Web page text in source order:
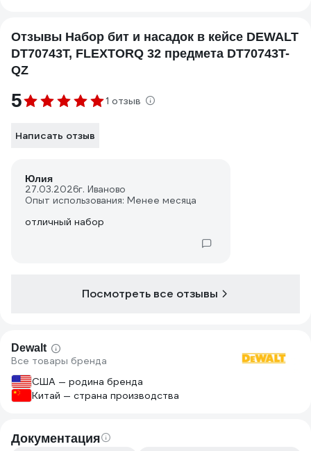
Отзывы Набор бит и насадок в кейсе DEWALT
DT70743T, FLEXTORQ 32 предмета DT70743T-
QZ
5 1 отзыв
Написать отзыв
Юлия
27.03.2026г. Иваново
Опыт использования: Менее месяца
отличный набор
Посмотреть все отзывы
Dewalt
Все товары бренда
США — родина бренда
Китай — страна производства
Документация